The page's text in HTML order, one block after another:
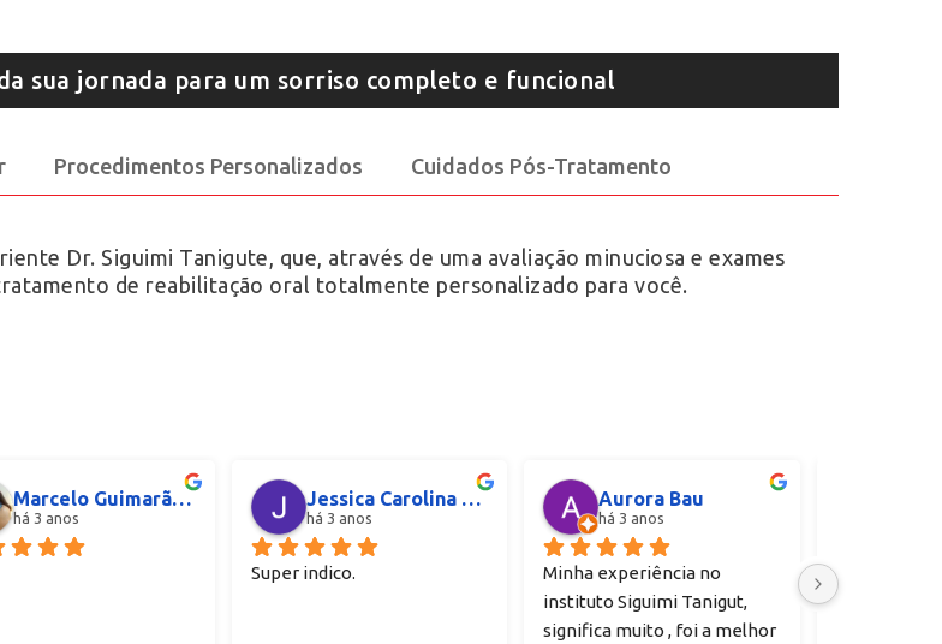
sua jornada para um sorriso completo e funcional
Procedimentos Personalizados Cuidados Pós-Tratamento
Dr. Siguimi Tanigute, que, através de uma avaliação minuciosa e exames
de reabilitação oral totalmente personalizado para você.
Marcelo Guimarãe Godoi
há 3 anos
Jessica Carolina Moura
há 3 anos
Super indico.
Aurora Bau
há 3 anos
Minha experiência no
instituto Siguimi Tanigut,
significa muito , foi a melhor